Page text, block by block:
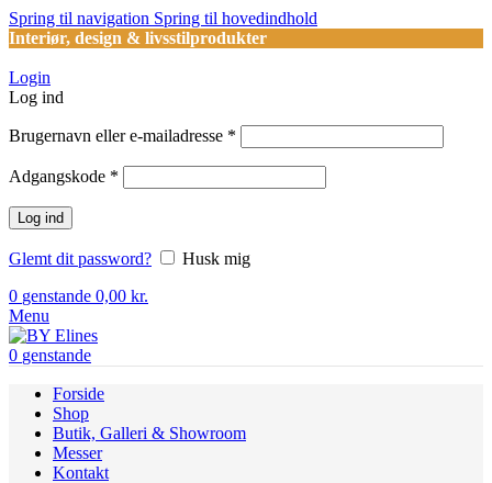
Spring til navigation Spring til hovedindhold
Interiør, design & livsstilprodukter
Login
Log ind
Brugernavn eller e-mailadresse *
Adgangskode *
Log ind
Glemt dit password?
Husk mig
0 genstande 0,00 kr.
Menu
0 genstande
Forside
Shop
Butik, Galleri & Showroom
Messer
Kontakt